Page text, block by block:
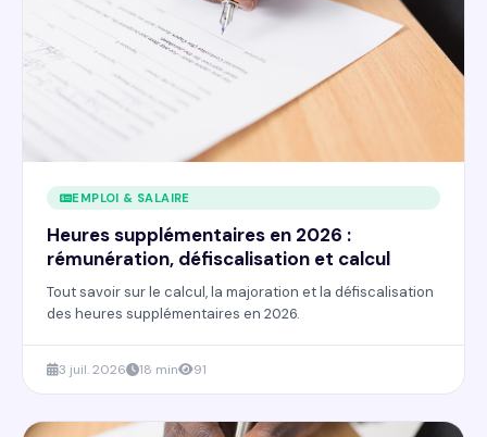
EMPLOI & SALAIRE
Heures supplémentaires en 2026 :
rémunération, défiscalisation et calcul
Tout savoir sur le calcul, la majoration et la défiscalisation
des heures supplémentaires en 2026.
3 juil. 2026 18 min 91